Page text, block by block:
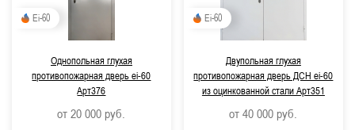
RAL 9006, Бело-алюминиевый (металлик)
RAL 9007, Серо-алюминиевый (металлик)
RAL 7024, Графитово-серый
RAL 7038, Агатово-серый
Ei-60
Однопольная глухая
противопожарная дверь ei-60
Арт376
от 20 000 руб.
Ei-60
Двупольная глухая
противопожарная дверь ДСН ei-60
из оцинкованной стали Арт351
от 40 000 руб.